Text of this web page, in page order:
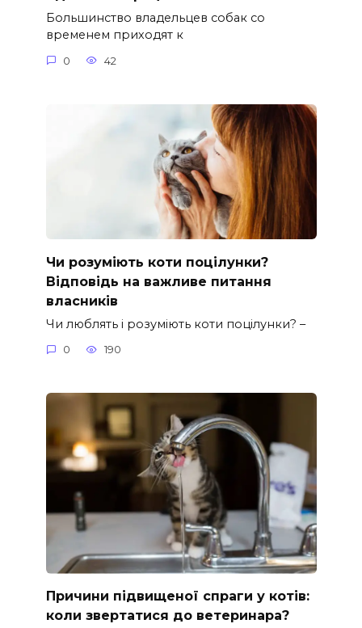
Большинство владельцев собак со
временем приходят к
0 42
Чи розуміють коти поцілунки?
Відповідь на важливе питання
власників
Чи люблять і розуміють коти поцілунки? –
0 190
Причини підвищеної спраги у котів:
коли звертатися до ветеринара?